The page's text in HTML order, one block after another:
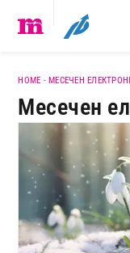
HOME -МЕСЕЧЕН
Месечен